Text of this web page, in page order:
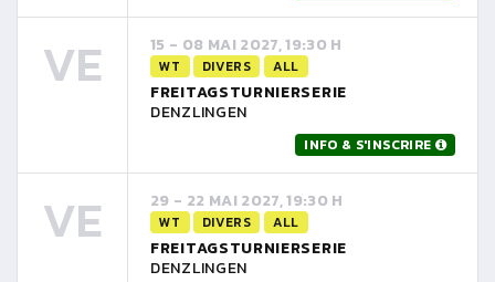
VE 15 - 08 MAI 2027, 19:30 H
WT DIVERS ALL
FREITAGSTURNIERSERIE
DENZLINGEN
INFO & S'INSCRIRE
VE 29 - 22 MAI 2027, 19:30 H
WT DIVERS ALL
FREITAGSTURNIERSERIE
DENZLINGEN